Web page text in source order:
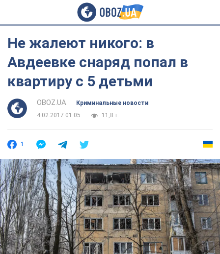
Не жалеют никого: в
Авдеевке снаряд попал в
квартиру с 5 детьми
OBOZ.UA
Криминальные новости
4.02.2017 01:05
11,8 т.
1